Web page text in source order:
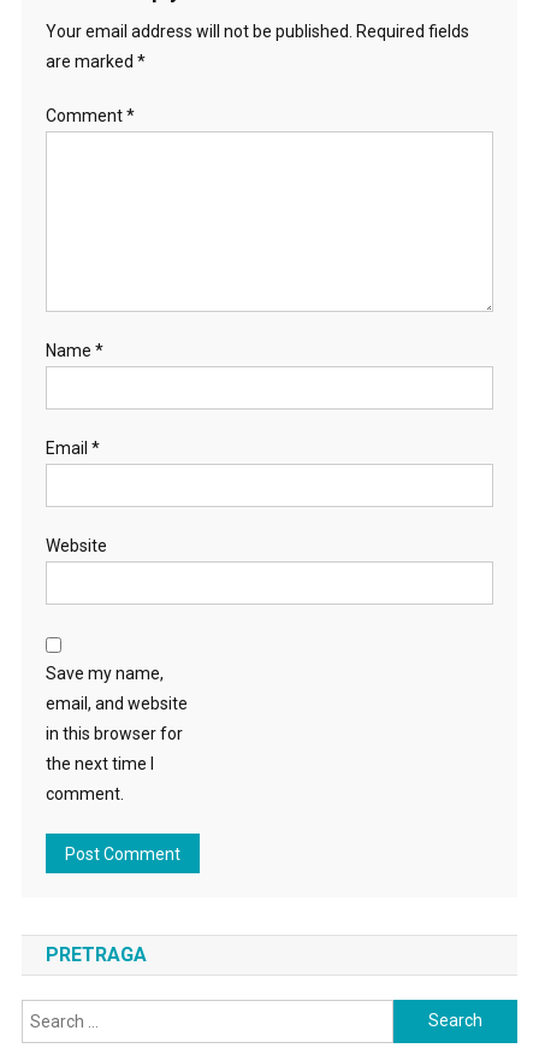
Your email address will not be published.
Required fields
are marked *
Comment*
Name *
Email *
Website
Save my name,
email, and website
in this browser for
the next time I
comment.
PRETRAGA
Search
for: